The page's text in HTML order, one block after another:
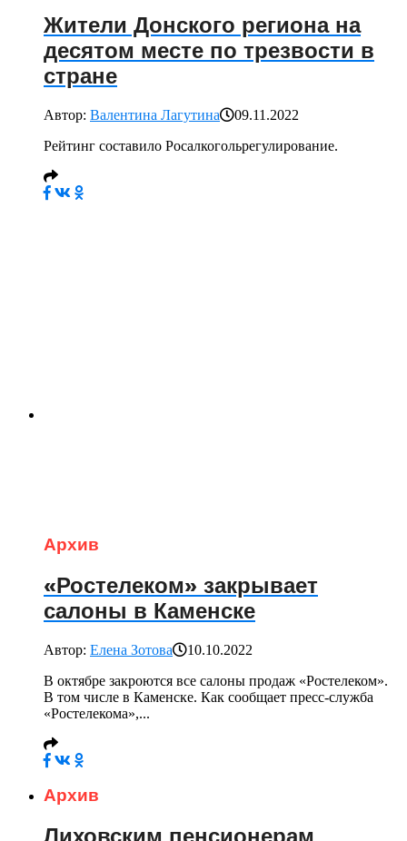
Жители Донского региона на
десятом месте по трезвости в
стране
Автор: Валентина Лагутина
09.11.2022
Рейтинг составило Росалкогольрегулирование.
Архив
«Ростелеком» закрывает
салоны в Каменске
Автор: Елена Зотова
10.10.2022
В октябре закроются все салоны продаж «Ростелеком».
В том числе в Каменске. Как сообщает пресс-служба
«Ростелекома»,...
Архив